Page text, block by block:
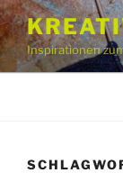
Zum
Inhalt
springenInspirationen